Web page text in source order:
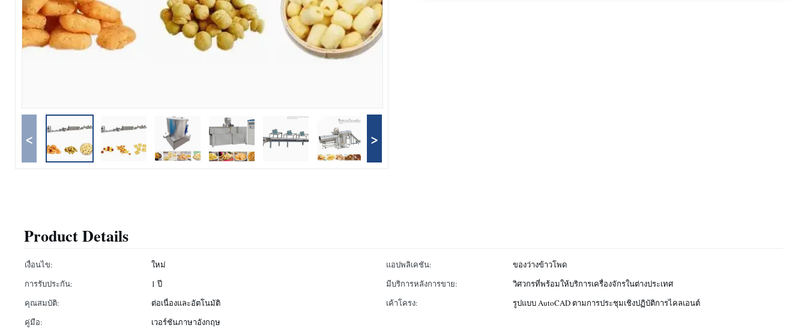
< >
Product Details
เงื่อนไข: ใหม่ แอปพลิเคชัน:
ของว่างข้าวโพด
การรับประกัน:
1 ปี มีบริการหลังการขาย:
วิศวกรที่พร้อมให้บริการเครื่องจักรในต่างประเทศ
คุณสมบัติ:
ต่อเนื่องและอัตโนมัติ เค้าโครง:
รูปแบบ AutoCAD ตามการประชุมเชิงปฏิบัติการไคลเอนต์
คู่มือ:
เวอร์ชันภาษาอังกฤษ